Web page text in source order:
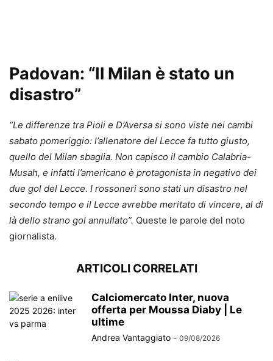
Padovan: “Il Milan è stato un
disastro”
“Le differenze tra Pioli e D’Aversa si sono viste nei cambi
sabato pomeriggio: l’allenatore del Lecce fa tutto giusto,
quello del Milan sbaglia. Non capisco il cambio Calabria-
Musah, e infatti l’americano è protagonista in negativo dei
due gol del Lecce. I rossoneri sono stati un disastro nel
secondo tempo e il Lecce avrebbe meritato di vincere, al di
là dello strano gol annullato”. Queste le parole del noto
giornalista.
ARTICOLI CORRELATI
Calciomercato Inter, nuova
offerta per Moussa Diaby | Le
ultime
Andrea Vantaggiato - 09/08/2026